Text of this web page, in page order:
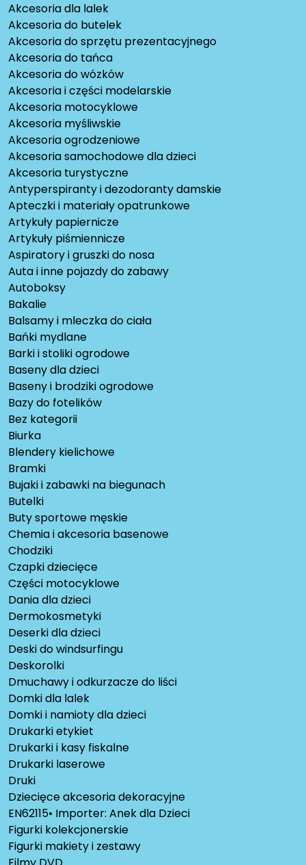
Akcesoria dla lalek
Akcesoria do butelek
Akcesoria do sprzętu prezentacyjnego
Akcesoria do tańca
Akcesoria do wózków
Akcesoria i części modelarskie
Akcesoria motocyklowe
Akcesoria myśliwskie
Akcesoria ogrodzeniowe
Akcesoria samochodowe dla dzieci
Akcesoria turystyczne
Antyperspiranty i dezodoranty damskie
Apteczki i materiały opatrunkowe
Artykuły papiernicze
Artykuły piśmiennicze
Aspiratory i gruszki do nosa
Auta i inne pojazdy do zabawy
Autoboksy
Bakalie
Balsamy i mleczka do ciała
Bańki mydlane
Barki i stoliki ogrodowe
Baseny dla dzieci
Baseny i brodziki ogrodowe
Bazy do fotelików
Bez kategorii
Biurka
Blendery kielichowe
Bramki
Bujaki i zabawki na biegunach
Butelki
Buty sportowe męskie
Chemia i akcesoria basenowe
Chodziki
Czapki dziecięce
Części motocyklowe
Dania dla dzieci
Dermokosmetyki
Deserki dla dzieci
Deski do windsurfingu
Deskorolki
Dmuchawy i odkurzacze do liści
Domki dla lalek
Domki i namioty dla dzieci
Drukarki etykiet
Drukarki i kasy fiskalne
Drukarki laserowe
Druki
Dziecięce akcesoria dekoracyjne
EN62115• Importer: Anek dla Dzieci
Figurki kolekcjonerskie
Figurki makiety i zestawy